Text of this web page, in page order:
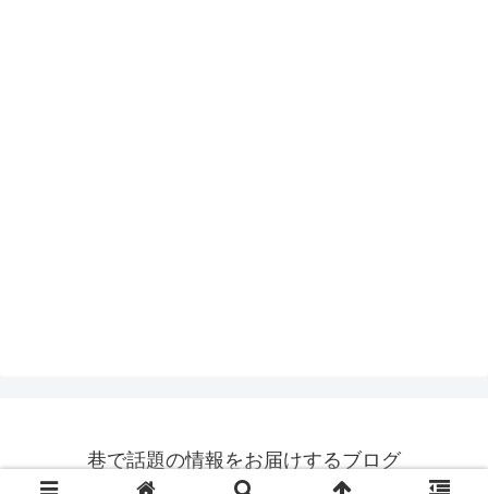
巷で話題の情報をお届けするブログ